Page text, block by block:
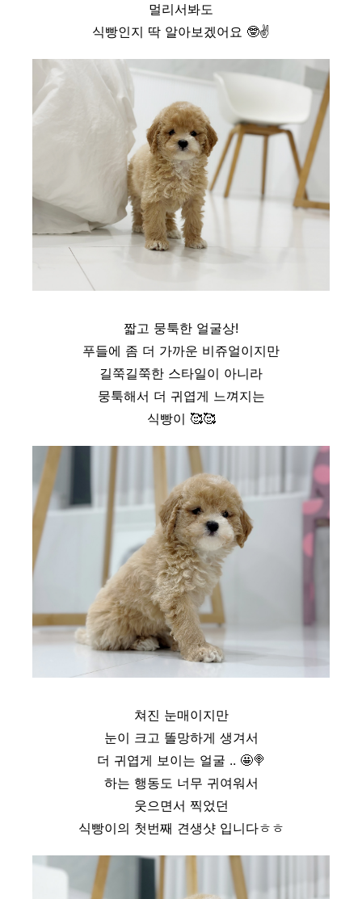
멀리서봐도
식빵인지 딱 알아보겠어요 🤓✌
짧고 뭉툭한 얼굴상!
푸들에 좀 더 가까운 비쥬얼이지만
길쭉길쭉한 스타일이 아니라
뭉툭해서 더 귀엽게 느껴지는
식빵이 🥰🥰
쳐진 눈매이지만
눈이 크고 똘망하게 생겨서
더 귀엽게 보이는 얼굴 .. 🤩🍭
하는 행동도 너무 귀여워서
웃으면서 찍었던
식빵이의 첫번째 견생샷 입니다ㅎㅎ